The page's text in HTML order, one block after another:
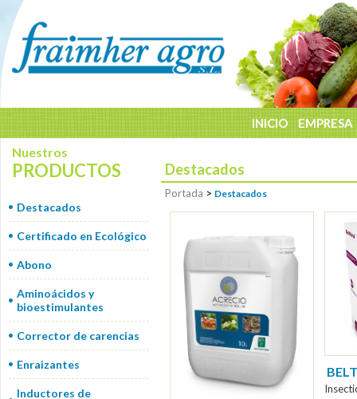
INICIO EMPRESA
Nuestros
PRODUCTOS
Destacados
Certificado en Ecológico
Abono
Aminoácidos y
bioestimulantes
Corrector de carencias
Enraizantes
Inductores de
Destacados
Portada > Destacados